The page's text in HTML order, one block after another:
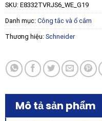
SKU: E8332TVRJS6_WE_G19
Danh mục: Công tắc và ổ cắm
Thương hiệu: Schneider
Mô tả sản phẩm